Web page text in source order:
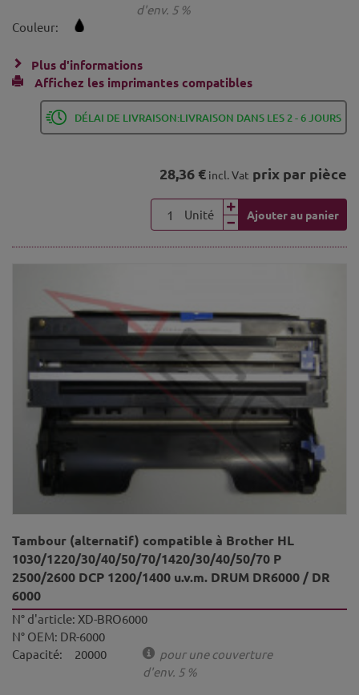
d'env. 5 %
Couleur:
Plus d'informations
Affichez les imprimantes compatibles
DÉLAI DE LIVRAISON:LIVRAISON DANS LES 2 - 6 JOURS
28,36 € incl. Vat prix par pièce
Unité Ajouter au panier
Tambour (alternatif) compatible à Brother HL
1030/1220/30/40/50/70/1420/30/40/50/70 P
2500/2600 DCP 1200/1400 u.v.m. DRUM DR6000 / DR
6000
N° d'article: XD-BRO6000
N° OEM: DR-6000
Capacité:
20000
pour une couverture
d'env. 5 %